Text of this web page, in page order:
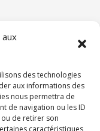
des technologies
aux informations des
nous permettra de
de navigation ou les ID
ou de retirer son
caractéristiques